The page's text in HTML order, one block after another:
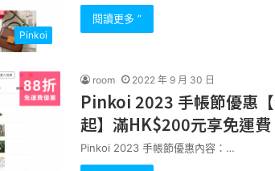
Pinkoi
閱讀更多 ”
room 2022 年 9 月 30 日
Pinkoi 2023 手帳節優惠
起】滿HK$200元享免運費
Pinkoi 2023 手帳節優惠內容：…